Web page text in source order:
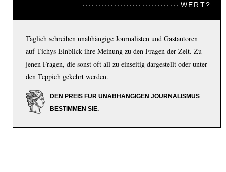
WERT?
Täglich schreiben unabhängige Journalisten und Gastautoren
auf Tichys Einblick ihre Meinung zu den Fragen der Zeit. Zu
jenen Fragen, die sonst oft all zu einseitig dargestellt oder unter
den Teppich gekehrt werden.
DEN PREIS FÜR UNABHÄNGIGEN JOURNALISMUS
BESTIMMEN SIE.